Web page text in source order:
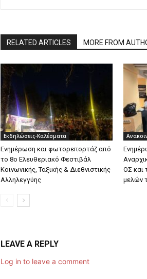
RELATED ARTICLES MORE FROM
Εκδηλώσεις-Καλέσματα
Ενημέρωση και φωτορεπορτάζ από
το 8ο Ελευθεριακό Φεστιβάλ
Κοινωνικής, Ταξικής & Διεθνιστικής
Αλληλεγγύης
ΟΣ και
μελών
LEAVE A REPLY
Log in to leave a comment